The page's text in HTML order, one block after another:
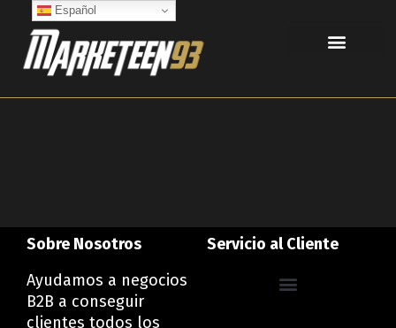
contenido
Sobre Nosotros
Ayudamos a negocios
B2B a conseguir
clientes todos los
Servicio al Cliente
Español